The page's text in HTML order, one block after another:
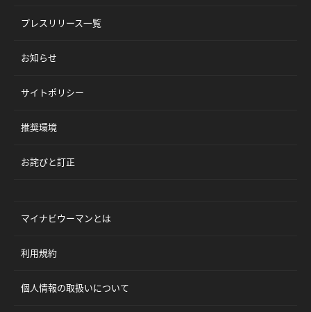
プレスリリース一覧
お知らせ
サイトポリシー
推奨環境
お詫びと訂正
マイナビウーマンとは
利用規約
個人情報の取扱いについて